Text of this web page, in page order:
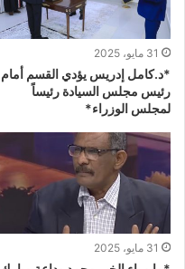
31 مايو، 2025
*د.كامل إدريس يؤدي القسم أمام
رئيس مجلس السيادة رئيساً
لمجلس الوزراء*
31 مايو، 2025